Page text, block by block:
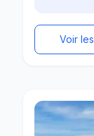
Voir